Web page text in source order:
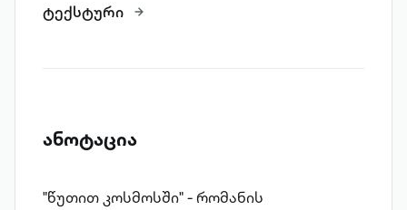
ტექსტური
ანოტაცია
"წუთით კოსმოსში" - რომანის